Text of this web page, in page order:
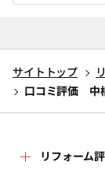
サイトトップ
口コミ評価 中
リフォーム